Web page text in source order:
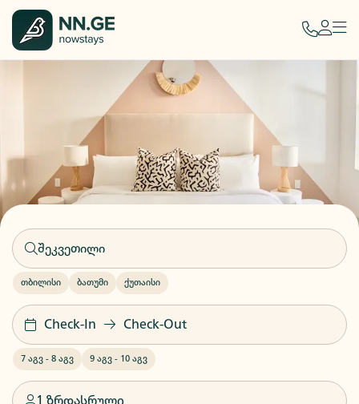
თბილისი ბათუმი ქუთაისი
Check-In Check-Out
7 აგვ - 8 აგვ 9 აგვ - 10 აგვ
1 ზრდასრული